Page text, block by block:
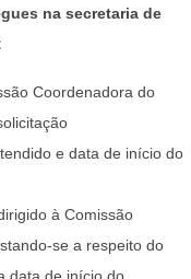
na secretaria de
Coordenadora do
e data de início do
à Comissão
se a respeito do
data de início do